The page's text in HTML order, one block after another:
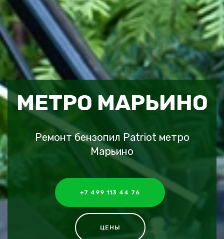
МЕТРО МАРЬИНО
Ремонт бензопил Patriot метро
Марьино
+7 499 113 44 76
ЦЕНЫ